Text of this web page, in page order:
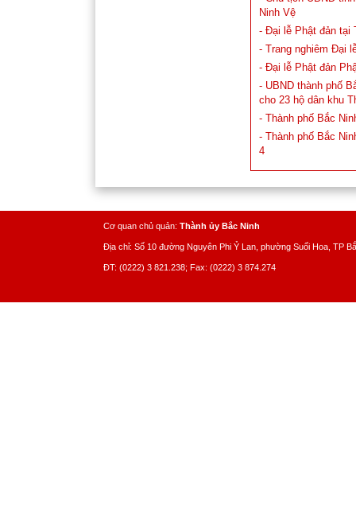
Ninh Vệ
- Đại lễ Phật đản tại
- Trang nghiêm Đại
- Đại lễ Phật đản
- UBND thành phố
cho 23 hộ dân khu
- Thành phố Bắc
- Thành phố Bắc
4
Cơ quan chủ quản: Thành ủy Bắc Ninh
Địa chỉ: Số 10 đường Nguyên Phi Ỷ Lan, phường Suối Hoa, TP
ĐT: (0222) 3 821.238; Fax: (0222) 3 874.274